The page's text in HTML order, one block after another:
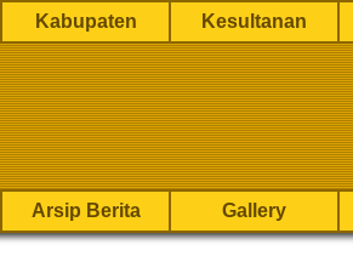
Kabupaten Kesultanan
Arsip Berita Gallery